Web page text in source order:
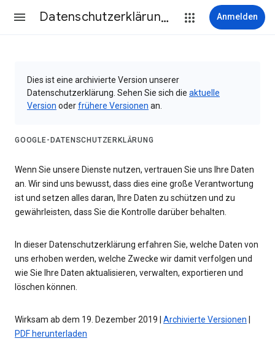
Datenschutzerklärung & Nutzungsbedingungen Anmelden
Dies ist eine archivierte Version unserer
Datenschutzerklärung. Sehen Sie sich die aktuelle
Version oderfrühere Versionen an.
GOOGLE-DATENSCHUTZERKLÄRUNG
Wenn Sie unsere Dienste nutzen, vertrauen Sie uns Ihre Daten
an. Wir sind uns bewusst, dass dies eine große Verantwortung
ist und setzen alles daran, Ihre Daten zu schützen und zu
gewährleisten, dass Sie die Kontrolle darüber behalten.
In dieser Datenschutzerklärung erfahren Sie, welche Daten von
uns erhoben werden, welche Zwecke wir damit verfolgen und
wie Sie Ihre Daten aktualisieren, verwalten, exportieren und
löschen können.
Wirksam ab dem 19. Dezember 2019 | Archivierte Versionen
PDF herunterladen